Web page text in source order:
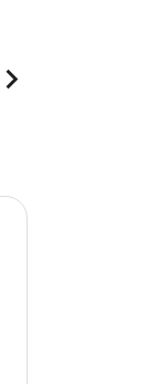
chevron_right
อเสนอ
หาข้อเสนอ
ค้นหาข้อเสนอ
ค้นหาข้อ
disclaimer. ค้นห